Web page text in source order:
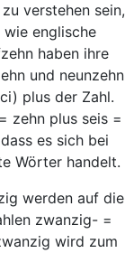
verstehen sein,
englische
haben ihre
und neunzehn
plus der Zahl.
zehn plus seis =
es sich bei
Wörter handelt.
werden auf die
zwanzig- =
wird zum